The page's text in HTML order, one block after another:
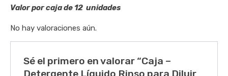
Valor por caja de 12 unidades
No hay valoraciones aún.
Sé el primero en valorar “Caja –